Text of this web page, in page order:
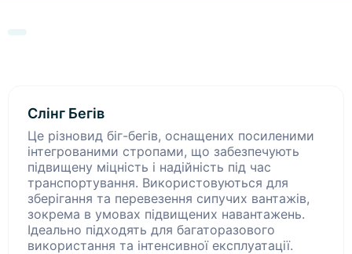
Слінг Бегів
Це різновид біг-бегів, оснащених посиленими
інтегрованими стропами, що забезпечують
підвищену міцність і надійність під час
транспортування. Використовуються для
зберігання та перевезення сипучих вантажів,
зокрема в умовах підвищених навантажень.
Ідеально підходять для багаторазового
використання та інтенсивної експлуатації.